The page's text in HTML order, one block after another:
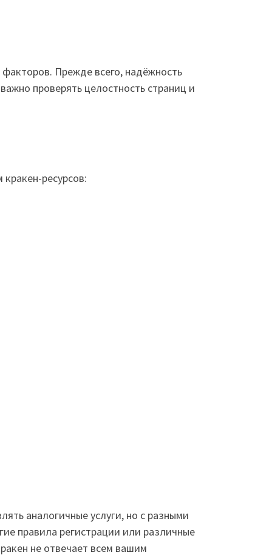
Прежде всего, надёжность
проверять целостность страниц и
ресурсов:
аналогичные услуги, но с разными
правила регистрации или различные
не отвечает всем вашим